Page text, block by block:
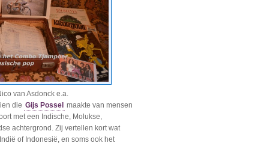
van Asdonck e.a.
die Gijs Possel maakte van mensen
met een Indische, Molukse,
achtergrond. Zij vertellen kort wat
of Indonesië, en soms ook het